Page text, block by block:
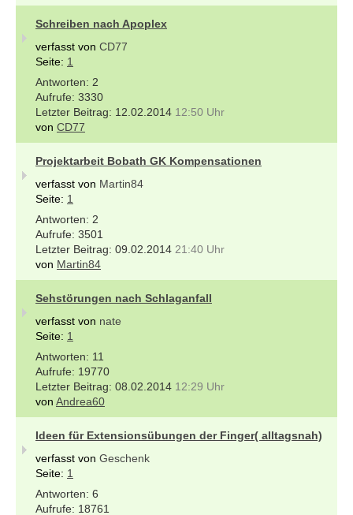
Schreiben nach Apoplex
verfasst von CD77
Seite: 1
2
3330
12.02.2014 12:50 Uhr
von CD77
Projektarbeit Bobath GK Kompensationen
verfasst von Martin84
Seite: 1
2
3501
09.02.2014 21:40 Uhr
von Martin84
Sehstörungen nach Schlaganfall
verfasst von nate
Seite: 1
11
19770
08.02.2014 12:29 Uhr
von Andrea60
Ideen für Extensionsübungen der Finger( alltagsnah)
verfasst von Geschenk
Seite: 1
6
18761